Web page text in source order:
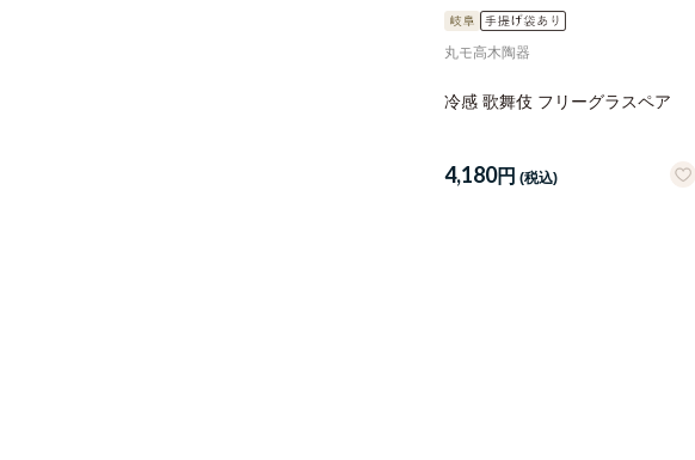
丸モ高木陶器
冷感 歌舞伎 フリーグラスペア
4,180円 (税込)